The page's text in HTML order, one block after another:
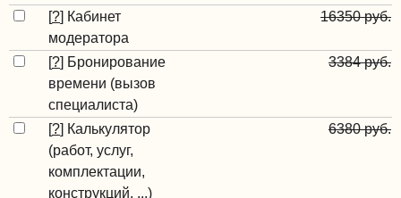
[?] Кабинет
модератора
16350 руб.
[?] Бронирование
времени (вызов
специалиста)
3384 руб.
[?] Калькулятор
(работ, услуг,
комплектации,
конструкций, ...)
6380 руб.